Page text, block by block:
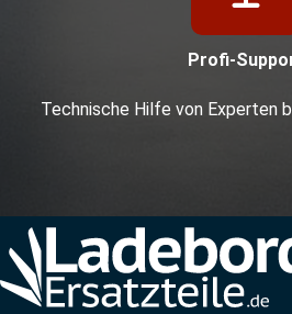
Profi-
Technische Hilfe von Experten